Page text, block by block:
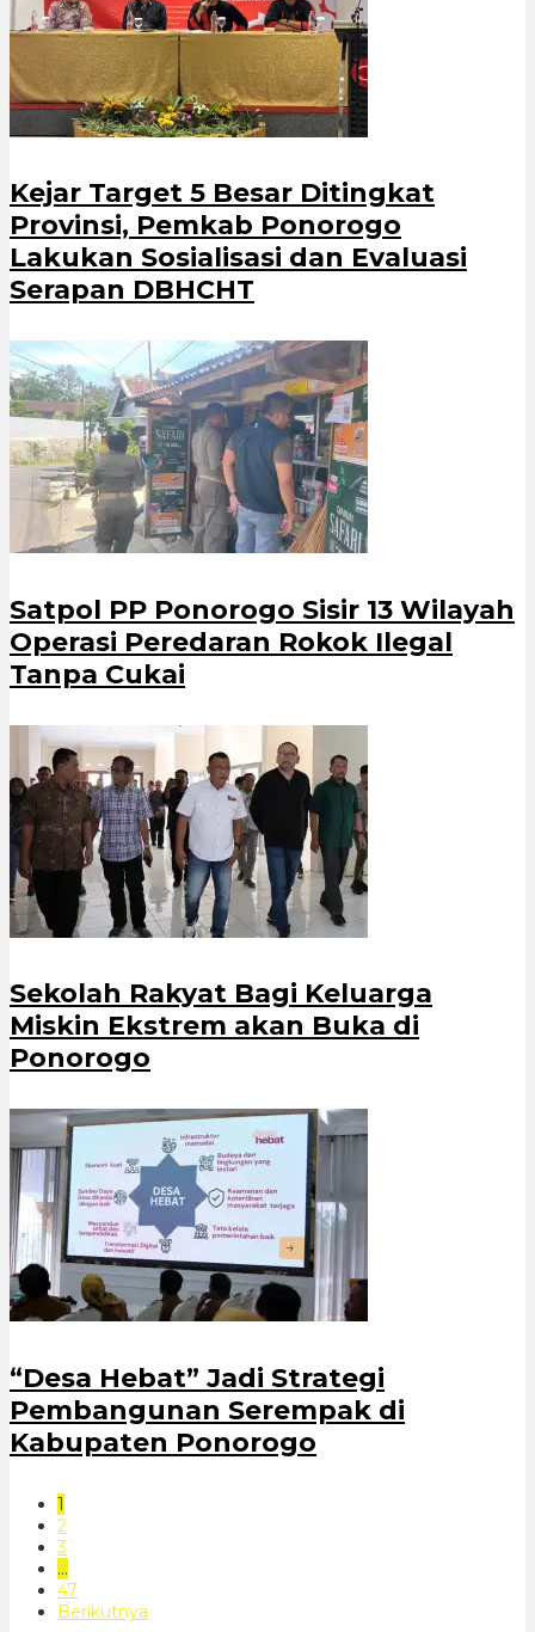
Kejar Target 5 Besar Ditingkat
Provinsi, Pemkab Ponorogo
Lakukan Sosialisasi dan Evaluasi
Serapan DBHCHT
Satpol PP Ponorogo Sisir 13 Wilayah
Operasi Peredaran Rokok Ilegal
Tanpa Cukai
Sekolah Rakyat Bagi Keluarga
Miskin Ekstrem akan Buka di
Ponorogo
“Desa Hebat” Jadi Strategi
Pembangunan Serempak di
Kabupaten Ponorogo
1
2
3
…
47
Berikutnya